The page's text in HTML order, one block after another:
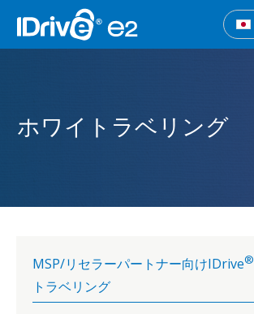
ホワイトラベリング
MSP/リセラーパートナー向けIDrive®
トラベリング